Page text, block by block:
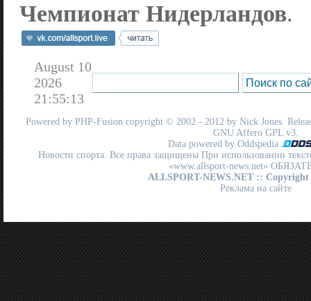
Чемпионат Нидерландов.
August 10
2026
21:55:13
Powered by PHP-Fusion copyright © 2002 - 2012 by Nick Jones.
GNU Affero GPL v3.
Data powered by Oddspedia
Новости спорта. Все права защищены При использовании
«www.allsport-news.net»
ALLSPORT-NEWS.NET :: Copyright
Реклама на сайте